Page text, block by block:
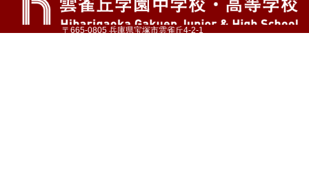
〒665-0805 兵庫県宝塚市雲雀丘4-2-1